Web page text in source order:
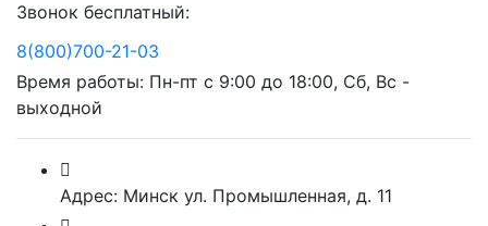
Звонок бесплатный:
8(800)700-21-03
Время работы: Пн-пт с 9:00 до 18:00, Сб, Вс -
выходной
Адрес: Минск ул. Промышленная, д. 11